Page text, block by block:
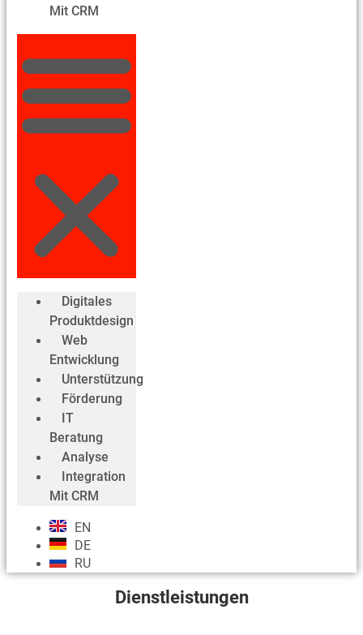
Mit CRM
Digitales
Produktdesign
Web
Entwicklung
Unterstützung
Förderung
IT
Beratung
Analyse
Integration
Mit CRM
EN
DE
RU
Dienstleistungen